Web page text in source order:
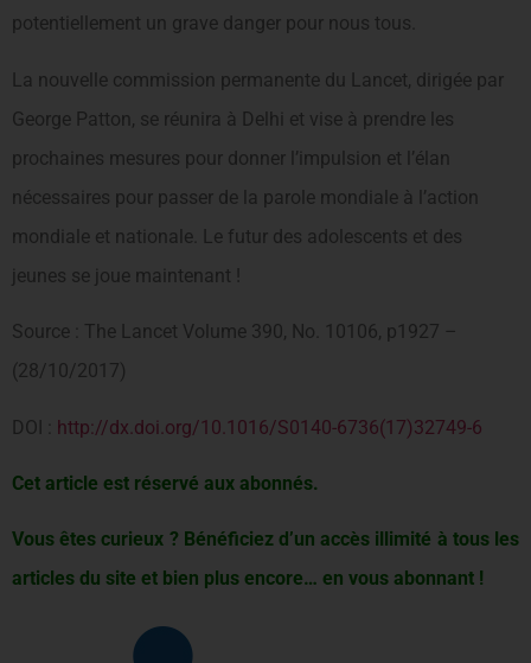
potentiellement un grave danger pour nous tous.
La nouvelle commission permanente du Lancet, dirigée par
George Patton, se réunira à Delhi et vise à prendre les
prochaines mesures pour donner l’impulsion et l’élan
nécessaires pour passer de la parole mondiale à l’action
mondiale et nationale. Le futur des adolescents et des
jeunes se joue maintenant !
Source : The Lancet Volume 390, No. 10106, p1927 –
(28/10/2017)
DOI : http://dx.doi.org/10.1016/S0140-6736(17)32749-6
Cet article est réservé aux abonnés.
Vous êtes curieux ? Bénéficiez d’un accès illimité à tous les
articles du site et bien plus encore… en vous abonnant !